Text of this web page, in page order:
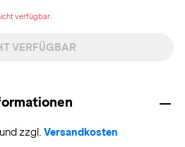
verfügbar.
VERFÜGBAR
zzgl. Versandkosten